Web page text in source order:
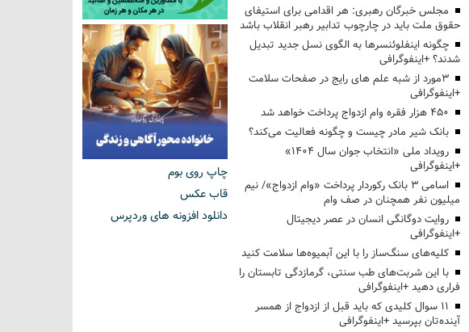
مجلس خبرگان رهبری: هر اقدامی برای استیفای
حقوق ملت باید در چارچوب تدابیر رهبر انقلاب باشد
چگونه اینفلوئنسرها به الگوی نسل جدید تبدیل
شدند؟ +اینفوگرافی
3مورد از شبه علم های رایج در صفحات سلامت
+اینفوگرافی
۴۵۰ هزار فقره وام ازدواج پرداخت خواهد شد
بانک شیر مادر چیست و چگونه فعالیت می‌کند؟
رویداد ملی «انتخاب جوان سال ۱۴۰۴»
+اینفوگرافی
اسامی ۳ بانک رکوردار پرداخت «وام ازدواج»/ نیم
میلیون نفر همچنان در صف وام
روایت دوگانگی انسان در عصر دیجیتال
+اینفوگرافی
کلیه‌های سنگ‌ساز را با این آبمیوه‌ها سلامت کنید
با این شربت‌های طب سنتی، گرمازدگی تابستان را
فراری دهید +اینفوگرافی
۱۱ سوال کلیدی که باید قبل از ازدواج از همسر
آینده‌تان بپرسید +اینفوگرافی
چاپ روی بوم
قاب عکس
دانلود افزونه های وردپرس